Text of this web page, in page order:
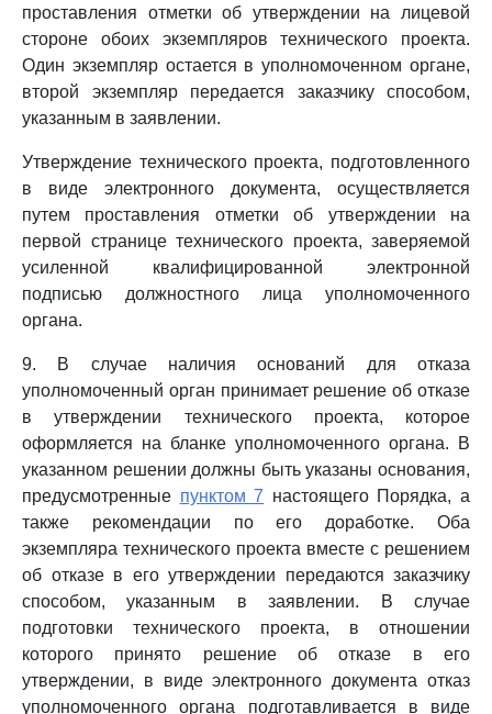
проставления отметки об утверждении на лицевой
стороне обоих экземпляров технического проекта.
Один экземпляр остается в уполномоченном органе,
второй экземпляр передается заказчику способом,
указанным в заявлении.
Утверждение технического проекта, подготовленного
в виде электронного документа, осуществляется
путем проставления отметки об утверждении на
первой странице технического проекта, заверяемой
усиленной квалифицированной электронной
подписью должностного лица уполномоченного
органа.
9. В случае наличия оснований для отказа
уполномоченный орган принимает решение об отказе
в утверждении технического проекта, которое
оформляется на бланке уполномоченного органа. В
указанном решении должны быть указаны основания,
предусмотренные пунктом 7 настоящего Порядка, а
также рекомендации по его доработке. Оба
экземпляра технического проекта вместе с решением
об отказе в его утверждении передаются заказчику
способом, указанным в заявлении. В случае
подготовки технического проекта, в отношении
которого принято решение об отказе в его
утверждении, в виде электронного документа отказ
уполномоченного органа подготавливается в виде